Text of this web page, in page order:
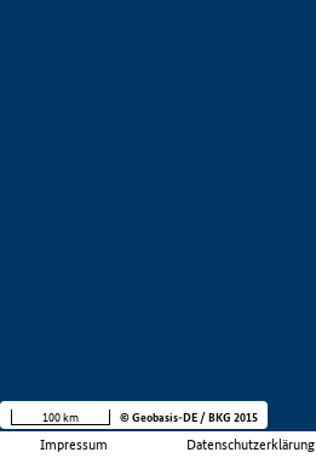
Impressum Datenschutzerklärung
100 km © Geobasis-DE / BKG 2015